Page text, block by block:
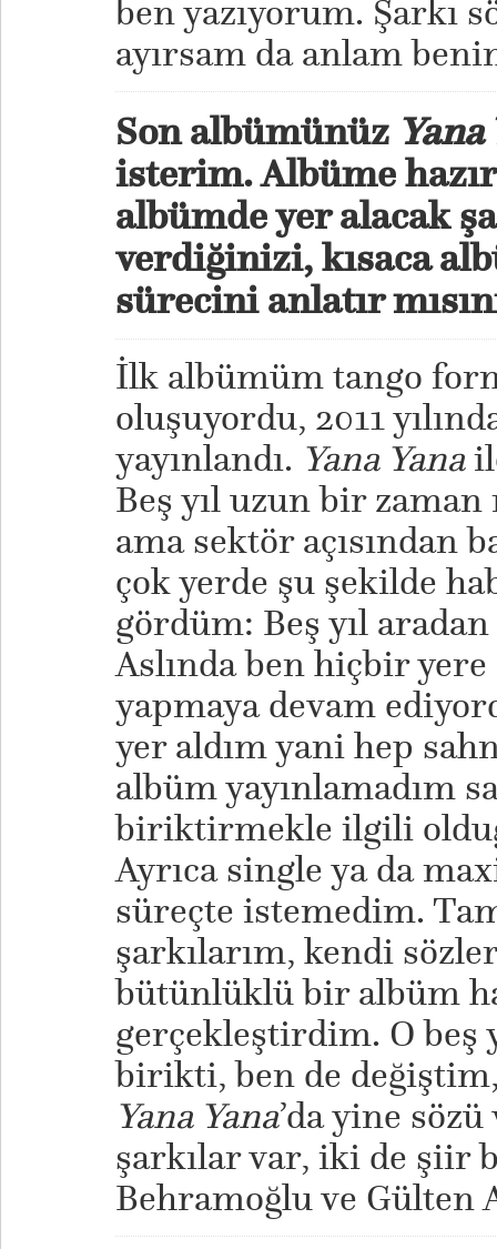
ben yazıyorum. Şarkı
ayırsam da anlam
Son albümünüz Yana
isterim. Albüme
albümde yer alacak
verdiğinizi, kısaca
sürecini anlatır
İlk albümüm tango
oluşuyordu, 2011
yayınlandı. Yana Yana
Beş yıl uzun bir
ama sektör açısından
çok yerde şu şekilde
gördüm: Beş yıl
Aslında ben hiçbir
yapmaya devam
yer aldım yani hep
albüm yayınlamadım
biriktirmekle ilgili
Ayrıca single ya da
süreçte istemedim.
şarkılarım, kendi
bütünlüklü bir albüm
gerçekleştirdim. O beş
birikti, ben de
Yana Yana’da yine
şarkılar var, iki de şiir
Behramoğlu ve Gülten